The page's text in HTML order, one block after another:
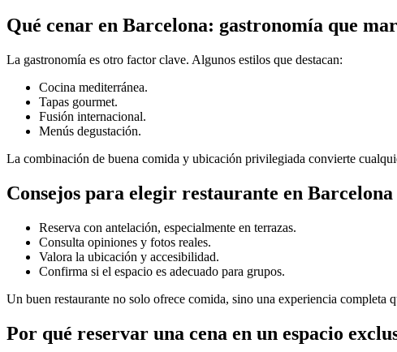
Qué cenar en Barcelona: gastronomía que
La gastronomía es otro factor clave. Algunos estilos que destacan:
Cocina mediterránea.
Tapas gourmet.
Fusión internacional.
Menús degustación.
La combinación de buena comida y ubicación privilegiada convierte
Consejos para elegir restaurante en
Reserva con antelación, especialmente en terrazas.
Consulta opiniones y fotos reales.
Valora la ubicación y accesibilidad.
Confirma si el espacio es adecuado para grupos.
Un buen restaurante no solo ofrece comida, sino una experiencia completa
Por qué reservar una cena en un espacio